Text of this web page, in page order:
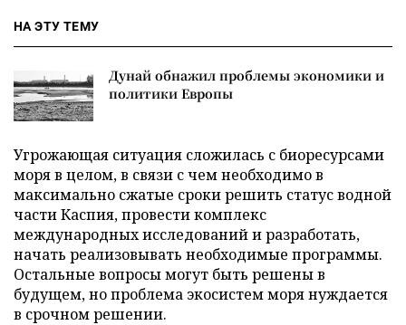
НА ЭТУ ТЕМУ
Дунай обнажил проблемы экономики и
политики Европы
Угрожающая ситуация сложилась с биоресурсами
моря в целом, в связи с чем необходимо в
максимально сжатые сроки решить статус водной
части Каспия, провести комплекс
международных исследований и разработать,
начать реализовывать необходимые программы.
Остальные вопросы могут быть решены в
будущем, но проблема экосистем моря нуждается
в срочном решении.